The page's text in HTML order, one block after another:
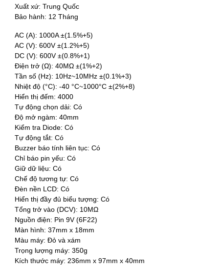
Xuất xứ: Trung Quốc
Bảo hành: 12 Tháng
AC (A): 1000A ±(1.5%+5)
AC (V): 600V ±(1.2%+5)
DC (V): 600V ±(0.8%+1)
Điện trở (Ω): 40MΩ ±(1%+2)
Tần số (Hz): 10Hz~10MHz ±(0.1%+3)
Nhiệt độ (°C): -40 °C~1000°C ±(2%+8)
Hiển thị đếm: 4000
Tự động chọn dải: Có
Độ mở ngàm: 40mm
Kiểm tra Diode: Có
Tự động tắt: Có
Buzzer báo tính liên tục: Có
Chỉ báo pin yếu: Có
Giữ dữ liệu: Có
Chế độ tương tự: Có
Đèn nền LCD: Có
Hiển thị đầy đủ biểu tượng: Có
Tổng trở vào (DCV): 10MΩ
Nguồn điện: Pin 9V (6F22)
Màn hình: 37mm x 18mm
Màu máy: Đỏ và xám
Trọng lượng máy: 350g
Kích thước máy: 236mm x 97mm x 40mm